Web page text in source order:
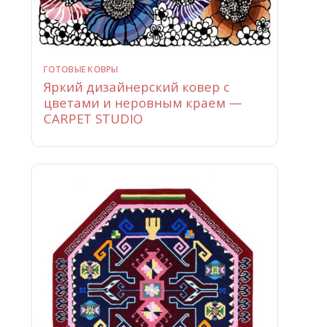
ГОТОВЫЕ КОВРЫ
Яркий дизайнерский ковер с
цветами и неровным краем —
CARPET STUDIO